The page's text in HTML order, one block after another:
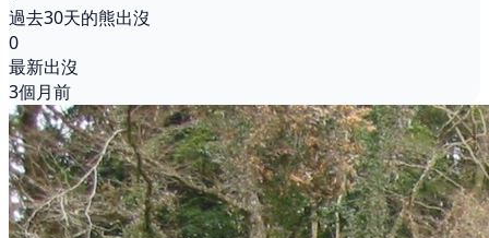
過去30天的熊出沒
0
最新出沒
3個月前